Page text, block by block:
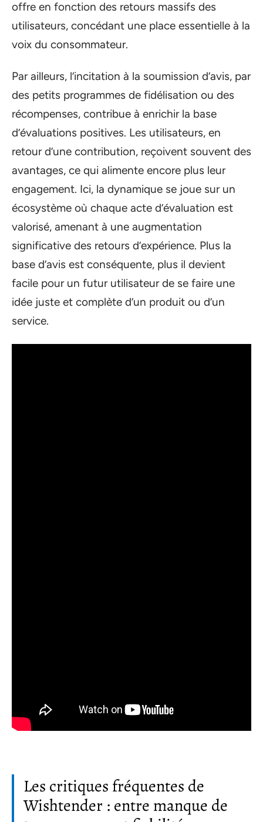
offre en fonction des retours massifs des
utilisateurs, concédant une place essentielle à la
voix du consommateur.
Par ailleurs, l’incitation à la soumission d’avis, par
des petits programmes de fidélisation ou des
récompenses, contribue à enrichir la base
d’évaluations positives. Les utilisateurs, en
retour d’une contribution, reçoivent souvent des
avantages, ce qui alimente encore plus leur
engagement. Ici, la dynamique se joue sur un
écosystème où chaque acte d’évaluation est
valorisé, amenant à une augmentation
significative des retours d’expérience. Plus la
base d’avis est conséquente, plus il devient
facile pour un futur utilisateur de se faire une
idée juste et complète d’un produit ou d’un
service.
Les critiques fréquentes de
Wishtender : entre manque de